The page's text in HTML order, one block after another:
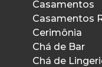
Casamentos
Casamentos
Cerimônia
Chá de Bar
Chá de